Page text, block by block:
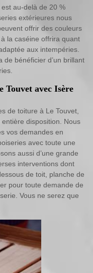
au-delà de 20 %
extérieures nous
offrir des couleurs
la caséine offrira quant
aux intempéries.
bénéficier d’un brillant
Touvet avec Isère
de toiture à Le Touvet,
disposition. Nous
vos demandes en
avec toute une
aussi d’une grande
interventions dont
de toit, planche de
pour toute demande de
Vous ne serez que